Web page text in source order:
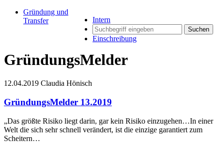
Intern
Suchen
Einschreibung
Gründung und
Transfer
GründungsMelder
12.04.2019 Claudia Hönisch
GründungsMelder 13.2019
„Das größte Risiko liegt darin, gar kein Risiko einzugehen…In einer
Welt die sich sehr schnell verändert, ist die einzige garantiert zum
Scheitern…